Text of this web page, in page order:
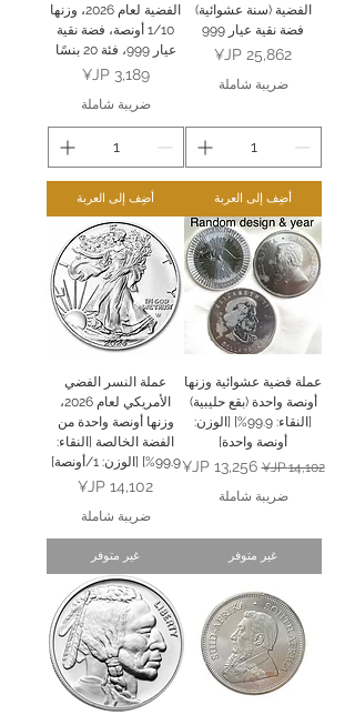
الفضية (سنة عشوائية)
فضة نقية عيار 999
السعر
ضريبة شاملة
أضِف إلى العربة
الفضية لعام 2026، وزنها
1/10 أونصة، فضة نقية
عيار 999، فئة 20 بنسًا
السعر‏3,189 JP¥
ضريبة شاملة
أضِف إلى العربة
عملة فضية عشوائية وزنها
أونصة واحدة (بقع حليبية)
[النقاء: 99.9%] [الوزن:
أونصة واحدة]
سعر عادي‏14,102 JP¥ سعر البيع‏13,256 JP¥
ضريبة شاملة
غير متوفر
عملة النسر الفضي
الأمريكي لعام 2026،
وزنها أونصة واحدة من
الفضة الخالصة [النقاء:
99.9%] [الوزن: 1/أونصة]
السعر
ضريبة شاملة
غير متوفر